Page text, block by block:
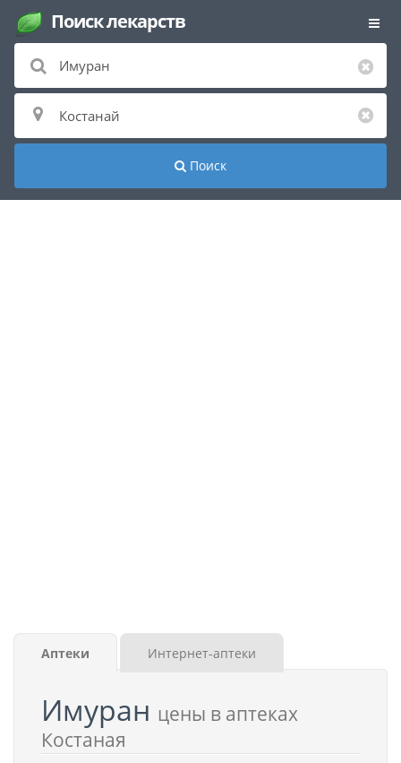
Поиск лекарств
Поиск
Аптеки Интернет-аптеки
Имуран цены в аптеках
Костаная